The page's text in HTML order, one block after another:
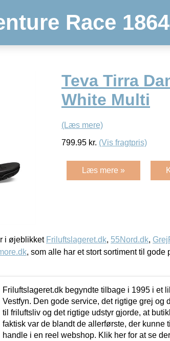
Race 1864
Teva Tirra
White Multi
(Læs mere)
799.95 kr. (Vis fragtpris)
Læs mere »
i øjeblikket Friluftslageret.dk, 55Nord.dk,
, som alle har et stort sortiment til gode
Friluftslageret.dk begyndte tilbage i 1995 i et
Vestfyn. Den gode service, det rigtige grej og
til friluftsliv og det rigtige udstyr gjorde, at
faktisk var de blandt de allerførste, der kunne
handle i en reel webshop. Klik her for at se